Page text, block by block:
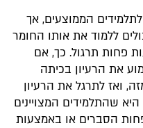
הממוצעים, אך
ללמוד את אותו החומר
פחות תרגול. כך, אם
את הרעיון בכיתה
ואז לתרגל את הרעיון
שהתלמידים המצויינים
הסברים או באמצעות